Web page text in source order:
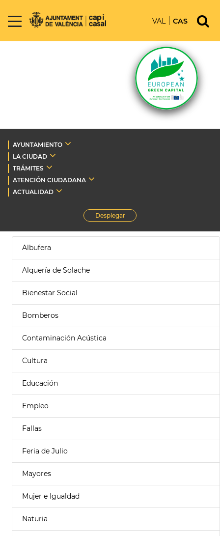
VAL CAS
AYUNTAMIENTO
LA CIUDAD
TRÁMITES
ATENCIÓN CIUDADANA
ACTUALIDAD
Desplegar
Albufera
Alquería de Solache
Bienestar Social
Bomberos
Contaminación Acústica
Cultura
Educación
Empleo
Fallas
Feria de Julio
Mayores
Mujer e Igualdad
Naturia